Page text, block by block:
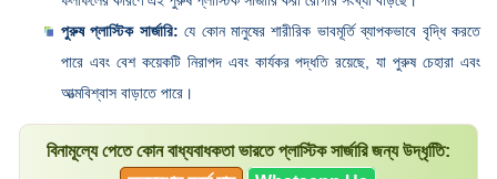
পুরুষ প্লাস্টিক সার্জারি:যে কোন মানুষের শারীরিক ভাবমূর্তি ব্যাপকভাবে বৃদ্ধি করতে
পারে এবং বেশ কয়েকটি নিরাপদ এবং কার্যকর পদ্ধতি রয়েছে, যা পুরুষ চেহারা এবং
আত্মবিশ্বাস বাড়াতে পারে।
বিনামূল্যে পেতে কোন বাধ্যবাধকতা ভারতে প্লাস্টিক সার্জারি জন্য উদ্ধৃতিি: